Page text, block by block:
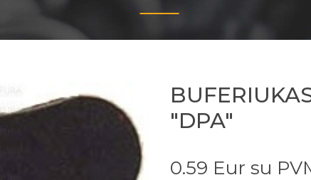
"DPA"
0.59 Eur su